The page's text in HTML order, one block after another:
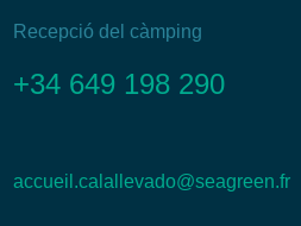
Recepció del càmping
+34 649 198 290
accueil.calallevado@seagreen.fr